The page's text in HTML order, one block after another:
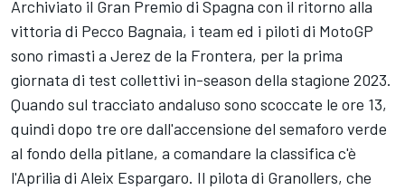
Archiviato il Gran Premio di Spagna con il ritorno alla
vittoria di Pecco Bagnaia, i team ed i piloti di MotoGP
sono rimasti a Jerez de la Frontera, per la prima
giornata di test collettivi in-season della stagione 2023.
Quando sul tracciato andaluso sono scoccate le ore 13,
quindi dopo tre ore dall'accensione del semaforo verde
al fondo della pitlane, a comandare la classifica c'è
l'Aprilia di Aleix Espargaro. Il pilota di Granollers, che